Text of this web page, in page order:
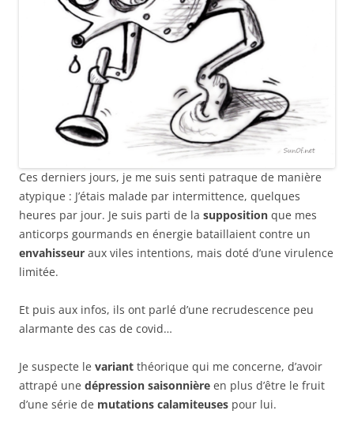
Ces derniers jours, je me suis senti patraque de manière
atypique : J’étais malade par intermittence, quelques
heures par jour. Je suis parti de la supposition que mes
anticorps gourmands en énergie bataillaient contre un
envahisseur aux viles intentions, mais doté d’une virulence
limitée.
Et puis aux infos, ils ont parlé d’une recrudescence peu
alarmante des cas de covid…
Je suspecte le variant théorique qui me concerne, d’avoir
attrapé une dépression saisonnière en plus d’être le fruit
d’une série de mutations calamiteuses pour lui.